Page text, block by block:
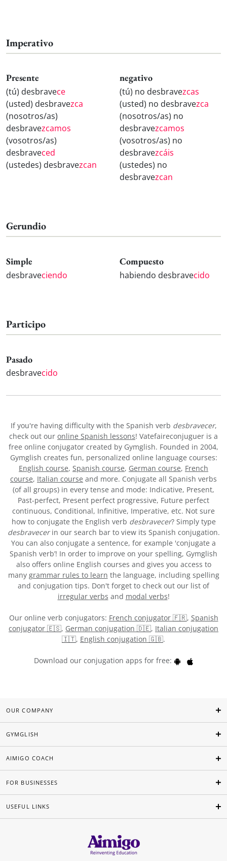
Imperativo
Presente
(tú) desbravece
(usted) desbravezca
(nosotros/as)
desbravezcamos
(vosotros/as)
desbraveced
(ustedes) desbravezcan
negativo
(tú) no desbravezcas
(usted) no desbravezca
(nosotros/as) no
desbravezcamos
(vosotros/as) no
desbravezcáis
(ustedes) no
desbravezcan
Gerundio
Simple
desbraveciendo
Compuesto
habiendo desbravecido
Participo
Pasado
desbravecido
If you're having difficulty with the Spanish verb desbravecer,
check out our online Spanish lessons! Vatefaireconjuguer is a
free online conjugator created by Gymglish. Founded in 2004,
Gymglish creates fun, personalized online language courses:
English course, Spanish course, German course, French
course, Italian course and more. Conjugate all Spanish verbs
(of all groups) in every tense and mode: Indicative, Present,
Past-perfect, Present perfect progressive, Future perfect
continuous, Conditional, Infinitive, Imperative, etc. Not sure
how to conjugate the English verb desbravecer? Simply type
desbravecerin our search bar to view its Spanish conjugation.
You can also conjugate a sentence, for example 'conjugate a
Spanish verb’! In order to improve on your spelling, Gymglish
also offers online English courses and gives you access to
many grammar rules to learn the language, including spelling
and conjugation tips. Don't forget to check out our list of
irregular verbs and modal verbs!
Our online verb conjugators: French conjugator 🇫🇷, Spanish
conjugator 🇪🇸, German conjugation 🇩🇪, Italian conjugation
🇮🇹, English conjugation 🇬🇧.
Download our conjugation apps for free:
OUR COMPANY
GYMGLISH
AIMIGO COACH
FOR BUSINESSES
USEFUL LINKS